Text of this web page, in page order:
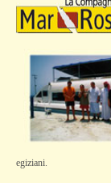
egiziani.